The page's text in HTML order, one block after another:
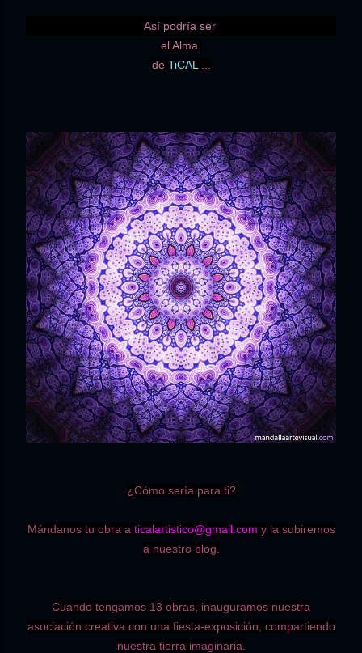
Asípodría ser
el Alma
de TiCAL
¿Cómo sería para ti?
Mándanos tu obra a ticalartistico@gmail.com y la subiremos
a nuestro blog.
Cuando tengamos 13 obras, inauguramos nuestra
asociación creativa con una fiesta-exposición, compartiendo
nuestra tierra imaginaria.